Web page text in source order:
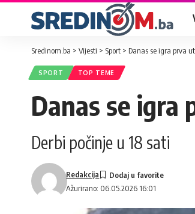
Sredinom.ba > Vijesti > Sport > Danas se igra prva
SPORT TOP TEME
Danas se igra
Derbi počinje u 18 sati
Ažurirano: 06.05.2026 16:01
Redakcija